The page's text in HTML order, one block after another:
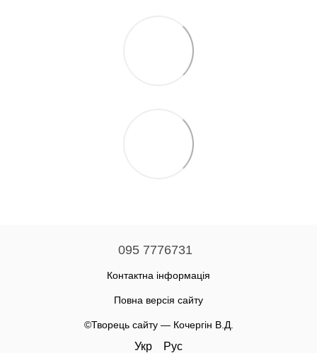
095 7776731
Контактна інформація
Повна версія сайту
©Творець сайту — Кочергін В.Д.
Укр Рус